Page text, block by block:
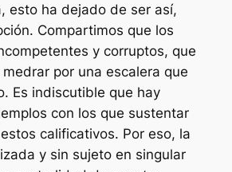
esto ha dejado de ser así,
Compartimos que los
y corruptos, que
por una escalera que
Es indiscutible que hay
con los que sustentar
calificativos. Por eso, la
y sin sujeto en singular